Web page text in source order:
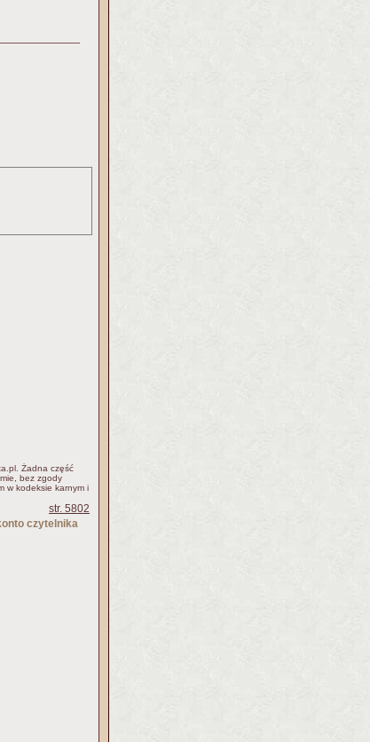
Żadna część
bez zgody
w kodeksie karnym i
str. 5802
czytelnika